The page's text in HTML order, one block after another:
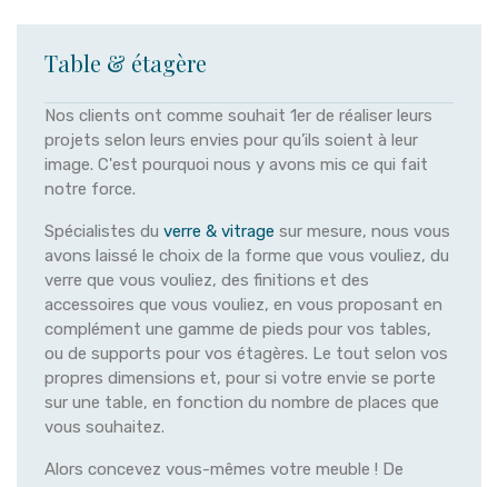
Table & étagère
Nos clients ont comme souhait 1er de réaliser leurs
projets selon leurs envies pour qu’ils soient à leur
image. C'est pourquoi nous y avons mis ce qui fait
notre force.
Spécialistes du verre & vitrage sur mesure, nous vous
avons laissé le choix de la forme que vous vouliez, du
verre que vous vouliez, des finitions et des
accessoires que vous vouliez, en vous proposant en
complément une gamme de pieds pour vos tables,
ou de supports pour vos étagères. Le tout selon vos
propres dimensions et, pour si votre envie se porte
sur une table, en fonction du nombre de places que
vous souhaitez.
Alors concevez vous-mêmes votre meuble ! De